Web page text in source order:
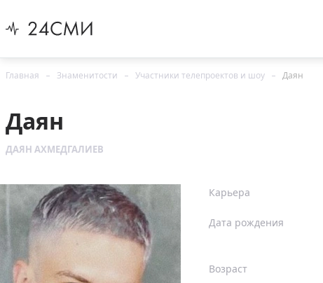
Главная Знаменитости Участники телепроектов и шоу Даян
Даян
ДАЯН АХМЕДГАЛИЕВ
Карьера
Дата рождения
Возраст